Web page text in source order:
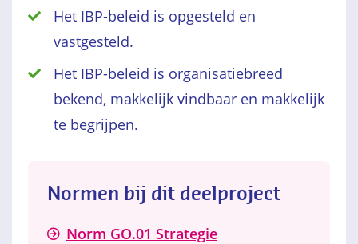
Het IBP-beleid is opgesteld en
vastgesteld.
Het IBP-beleid is organisatiebreed
bekend, makkelijk vindbaar en makkelijk
te begrijpen.
Normen bij dit deelproject
Norm GO.01 Strategie